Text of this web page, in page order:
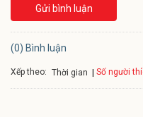
Gửi bình luận
(0) Bình luận
Xếp theo: Thời gian Số người